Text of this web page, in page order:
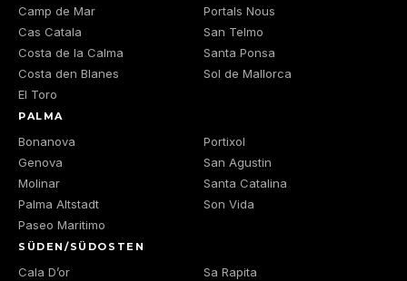
Camp de Mar
Cas Catala
Costa de la Calma
Costa den Blanes
El Toro
Portals Nous
San Telmo
Santa Ponsa
Sol de Mallorca
PALMA
Bonanova
Genova
Molinar
Palma Altstadt
Paseo Maritimo
Portixol
San Agustin
Santa Catalina
Son Vida
SÜDEN/SÜDOSTEN
Cala D’or
Sa Rapita